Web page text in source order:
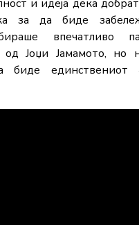
и идеја дека
за да биде
впечатливо
од Јоџи Јамамото, но
биде единствениот